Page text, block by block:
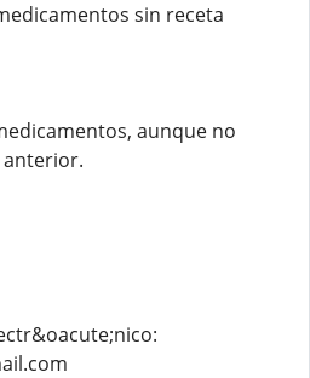
sin receta
aunque no
anterior.